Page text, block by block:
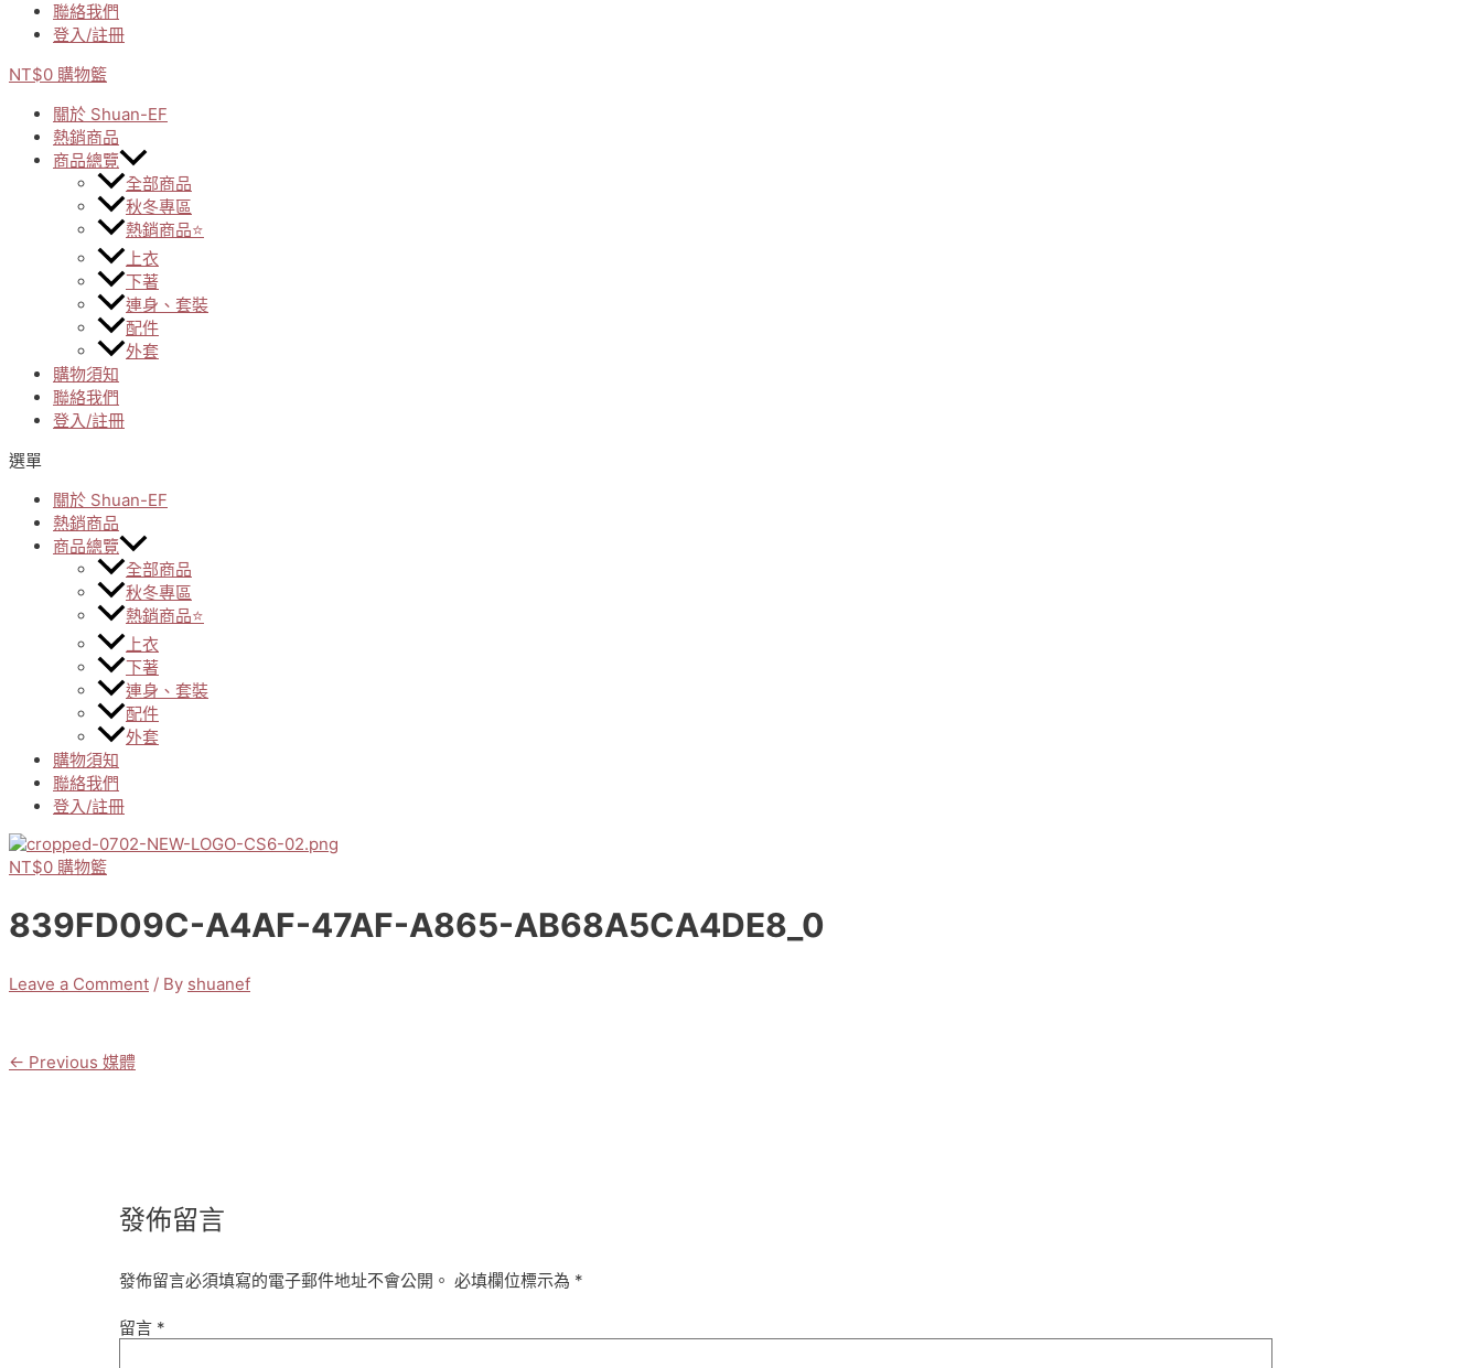
聯絡我們
登入/註冊
NT$0 購物籃
關於 Shuan-EF
熱銷商品
商品總覽
全部商品
秋冬專區
熱銷商品⭐
上衣
下著
連身、套裝
配件
外套
購物須知
聯絡我們
登入/註冊
選單
關於 Shuan-EF
熱銷商品
商品總覽
全部商品
秋冬專區
熱銷商品⭐
上衣
下著
連身、套裝
配件
外套
購物須知
聯絡我們
登入/註冊
NT$0 購物籃
839FD09C-A4AF-47AF-A865-AB68A5CA4DE8_0
Leave a Comment / By shuanef
文
← Previous 媒體
發佈留言
發佈留言必須填寫的電子郵件地址不會公開。 必填欄位標示為 *
留言 *